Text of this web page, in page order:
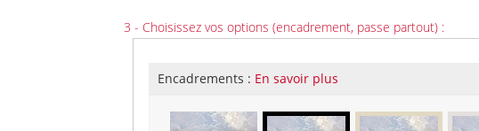
3 - Choisissez vos options (encadrement, passe partout) :
Encadrements : En savoir plus